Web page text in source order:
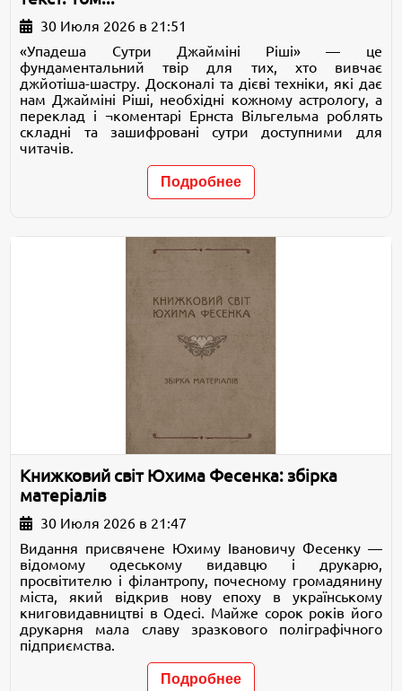
30 Июля 2026 в 21:51
«Упадеша Сутри Джайміні Ріші» — це
фундаментальний твір для тих, хто вивчає
джйотіша-шастру. Досконалі та дієві техніки, які дає
нам Джайміні Ріші, необхідні кожному астрологу, а
переклад і ¬коментарі Ернста Вільгельма роблять
складні та зашифровані сутри доступними для
читачів.
Подробнее
Книжковий світ Юхима Фесенка: збірка
матеріалів
30 Июля 2026 в 21:47
Видання присвячене Юхиму Івановичу Фесенку —
відомому одеському видавцю і друкарю,
просвітителю і філантропу, почесному громадянину
міста, який відкрив нову епоху в українському
книговидавництві в Одесі. Майже сорок років його
друкарня мала славу зразкового поліграфічного
підприємства.
Подробнее